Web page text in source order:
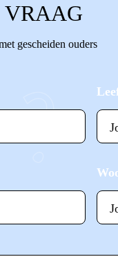
VRAAG
gescheiden ouders